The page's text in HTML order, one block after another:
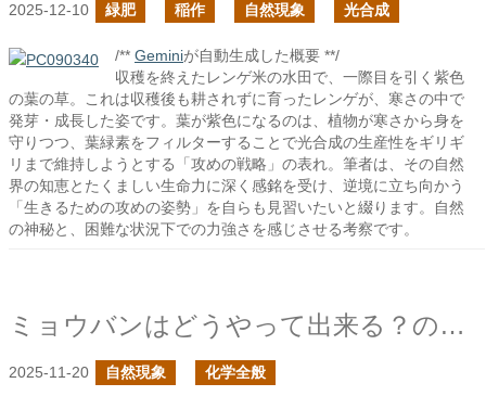
2025-12-10 緑肥 稲作 自然現象 光合成
/** Geminiが自動生成した概要 **/
収穫を終えたレンゲ米の水田で、一際目を引く紫色
の葉の草。これは収穫後も耕されずに育ったレンゲが、寒さの中で
発芽・成長した姿です。葉が紫色になるのは、植物が寒さから身を
守りつつ、葉緑素をフィルターすることで光合成の生産性をギリギ
リまで維持しようとする「攻めの戦略」の表れ。筆者は、その自然
界の知恵とたくましい生命力に深く感銘を受け、逆境に立ち向かう
「生きるための攻めの姿勢」を自らも見習いたいと綴ります。自然
の神秘と、困難な状況下での力強さを感じさせる考察です。
ミョウバンはどうやって出来る？の続き
2025-11-20 自然現象 化学全般